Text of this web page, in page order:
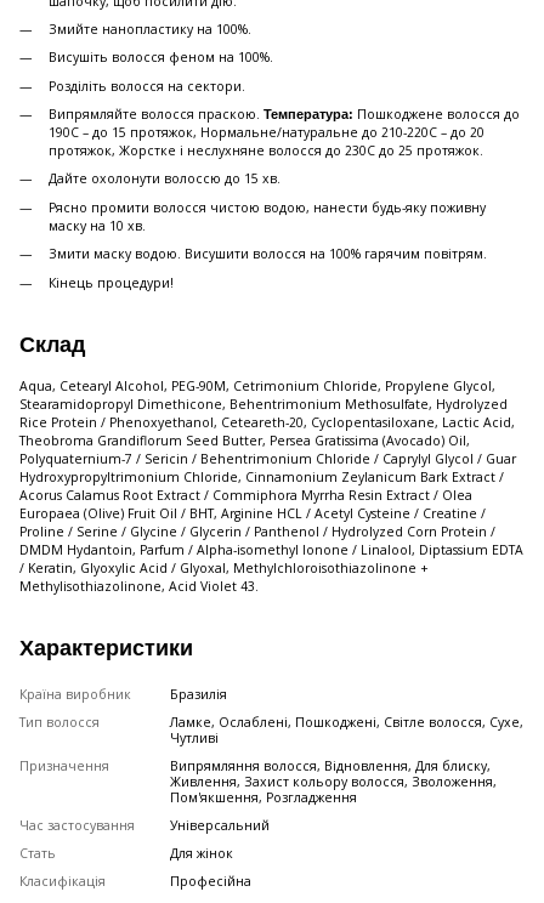
Змийте нанопластику на 100%.
Висушіть волосся феном на 100%.
Розділіть волосся на сектори.
Випрямляйте волосся праскою. Температура: Пошкоджене волосся до
190С – до 15 протяжок, Нормальне/натуральне до 210-220С – до 20
протяжок, Жорстке і неслухняне волосся до 230С до 25 протяжок.
Дайте охолонути волоссю до 15 хв.
Рясно промити волосся чистою водою, нанести будь-яку поживну
мaску на 10 хв.
Змити мaску водою. Висушити волосся на 100% гарячим повітрям.
Кінець процедури!
Склад
Aqua, Cetearyl Alcohol, PEG-90M, Cetrimonium Chloride, Propylene Glycol,
Stearamidopropyl Dimethicone, Behentrimonium Methosulfate, Hydrolyzed
Rice Protein / Phenoxyethanol, Ceteareth-20, Cyclopentasiloxane, Lactic Acid,
Theobroma Grandiflorum Seed Butter, Persea Gratissima (Avocado) Oil,
Polyquaternium-7 / Sericin / Behentrimonium Chloride / Caprylyl Glycol / Guar
Hydroxypropyltrimonium Chloride, Cinnamonium Zeylanicum Bark Extract /
Acorus Calamus Root Extract / Commiphora Myrrha Resin Extract / Olea
Europaea (Olive) Fruit Oil / BHT, Arginine HCL / Acetyl Cysteine / Creatine /
Proline / Serine / Glycine / Glycerin / Panthenol / Hydrolyzed Corn Protein /
DMDM Hydantoin, Parfum / Alpha-isomethyl Ionone / Linalool, Diptassium EDTA
/ Keratin, Glyoxylic Acid / Glyoxal, Methylchloroisothiazolinone +
Methylisothiazolinone, Acid Violet 43.
Характеристики
Країна виробник
Бразилія
Тип волосся
Ламке, Ослаблені, Пошкоджені, Світле волосся, Сухе,
Чутливі
Призначення
Випрямляння волосся, Відновлення, Для блиску,
Живлення, Захист кольору волосся, Зволоження,
Пом'якшення, Розгладження
Час застосування
Універсальний
Стать
Для жінок
Класифікація
Професійна